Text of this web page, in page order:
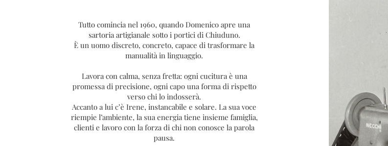
Tutto comincia nel 1960, quando Domenico apre una
sartoria artigianale sotto i portici di Chiuduno.
È un uomo discreto, concreto, capace di trasformare la
manualità in linguaggio.
Lavora con calma, senza fretta: ogni cucitura è una
promessa di precisione, ogni capo una forma di rispetto
verso chi lo indosserà.
Accanto a lui c’è Irene, instancabile e solare. La sua voce
riempie l’ambiente, la sua energia tiene insieme famiglia,
clienti e lavoro con la forza di chi non conosce la parola
pausa.